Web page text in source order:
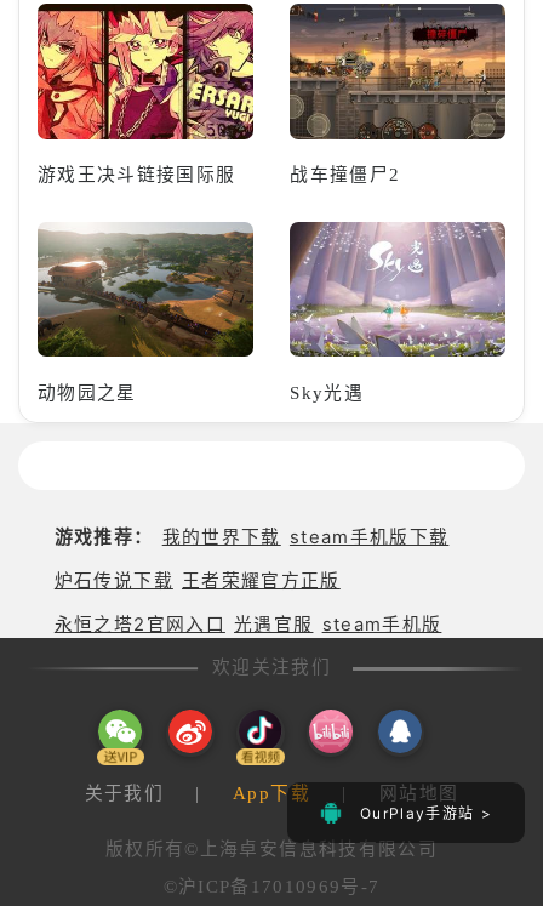
OurPlay手游站 >
游戏王决斗链接国际服 战车撞僵尸2
动物园之星 Sky光遇
游戏推荐： 我的世界下载 steam手机版下载
炉石传说下载 王者荣耀官方正版
永恒之塔2官网入口 光遇官服
steam手机版
欢迎关注我们
关于我们 | App下载 | 网站地图
版权所有©上海卓安信息科技有限公司
©沪ICP备17010969号-7